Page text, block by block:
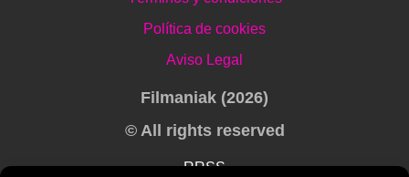
Política de cookies
Aviso Legal
Filmaniak (2026)
© All rights reserved
RRSS